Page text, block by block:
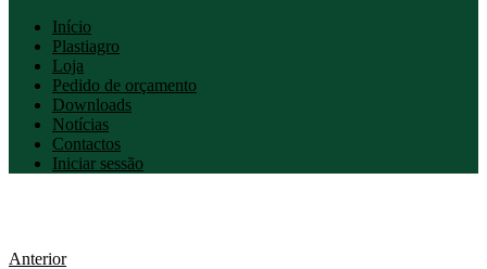
Início
Plastiagro
Loja
Pedido de orçamento
Downloads
Notícias
Contactos
Iniciar sessão
Anterior